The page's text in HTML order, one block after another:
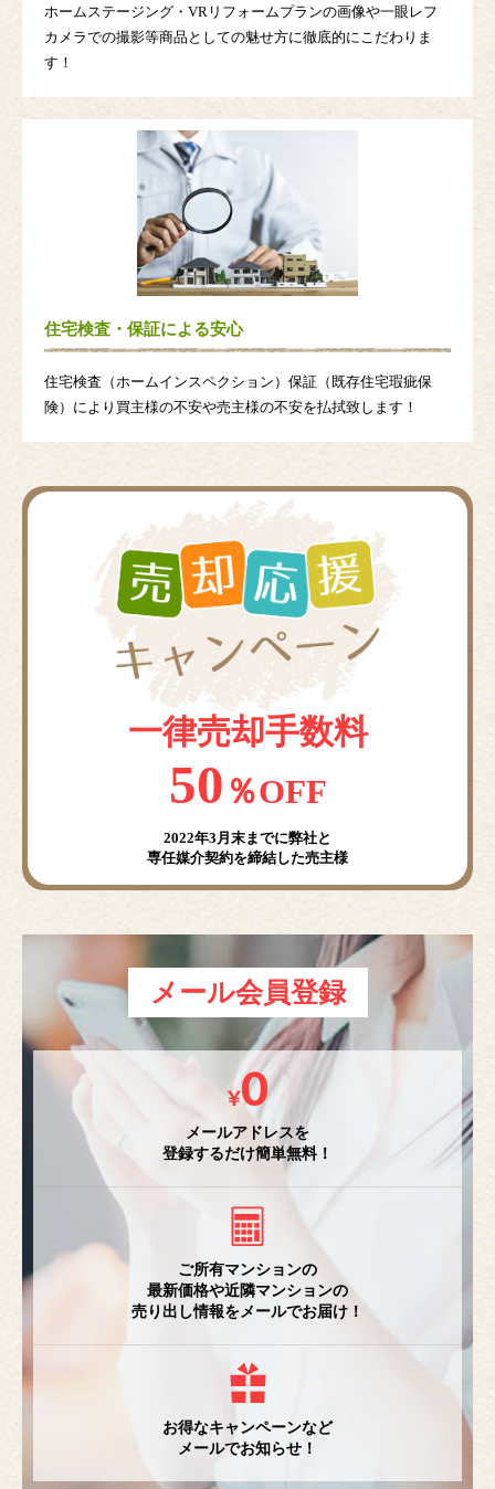
ホームステージング・VRリフォームプランの画像や一眼レフ
カメラでの撮影等商品としての魅せ方に徹底的にこだわりま
す！
住宅検査・保証による安心
住宅検査（ホームインスペクション）保証（既存住宅瑕疵保
険）により買主様の不安や売主様の不安を払拭致します！
一律売却手数料
50 ％OFF
2022年3月末までに弊社と
専任媒介契約を締結した売主様
メール会員登録
メールアドレスを
登録するだけ簡単無料！
ご所有マンションの
最新価格や近隣マンションの
売り出し情報をメールでお届け！
お得なキャンペーンなど
メールでお知らせ！